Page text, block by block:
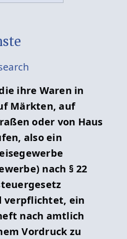
ihre Waren in
Märkten, auf
oder von Haus
also ein
nach § 22
verpflichtet, ein
nach amtlich
Vordruck zu